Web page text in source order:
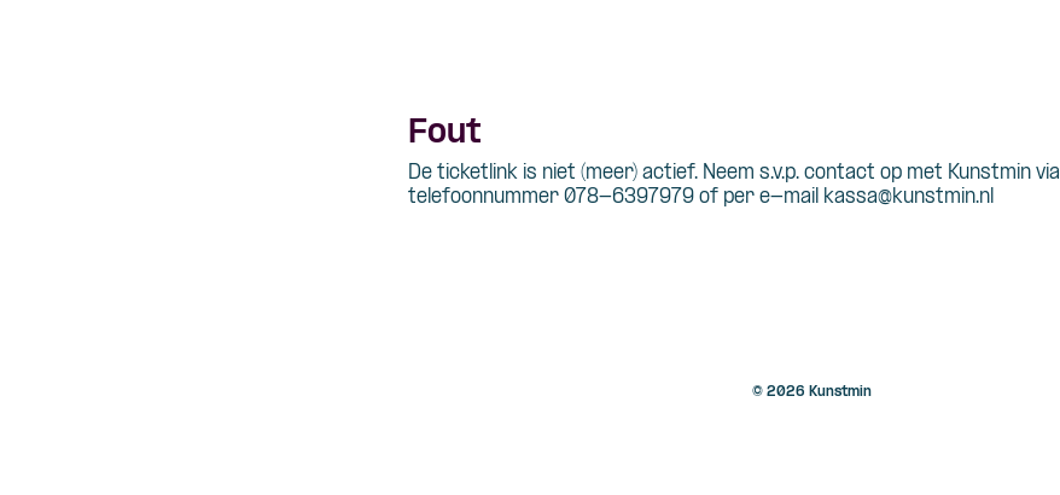
Fout
De ticketlink is niet (meer) actief. Neem s.v.p. contact op met Kunstmin via
telefoonnummer 078-6397979 of per e-mail kassa@kunstmin.nl
© 2026 Kunstmin